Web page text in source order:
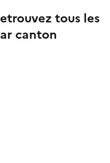
tous les
canton